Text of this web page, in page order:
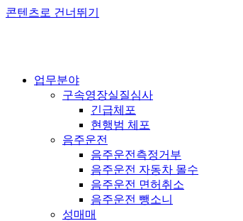
콘텐츠로 건너뛰기
업무분야
구속영장실질심사
긴급체포
현행범 체포
음주운전
음주운전측정거부
음주운전 자동차 몰수
음주운전 면허취소
음주운전 뺑소니
성매매